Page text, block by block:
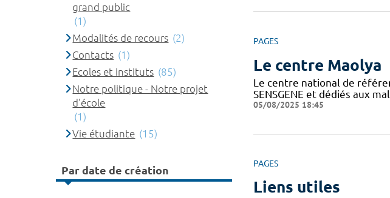
PAGES
Le centre Maolya
Le centre national de
SENSGENE et dédiés aux
05/08/2025 18:45
PAGES
Liens utiles
grand public
(1)
Modalités de recours (2)
Contacts (1)
Ecoles et instituts (85)
Notre politique - Notre projet
d'école
(1)
Vie étudiante (15)
Par date de création